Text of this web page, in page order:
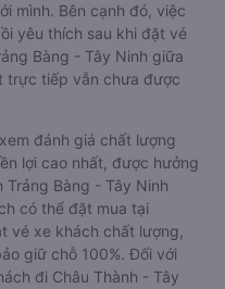
mình. Bên cạnh đó, việc
yêu thích sau khi đặt vé
Bàng - Tây Ninh giữa
trực tiếp vẫn chưa được
đánh giá chất lượng
lợi cao nhất, được hưởng
Bàng - Tây Ninh
có thể đặt mua tại
vé xe khách chất lượng,
giữ chỗ 100%. Đối với
đi Châu Thành - Tây